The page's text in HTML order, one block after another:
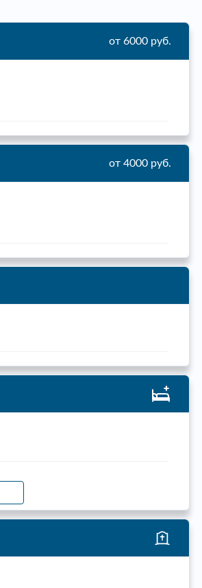
от 6000 руб.
от 4000 руб.